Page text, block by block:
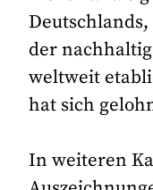
der
weltweit
hat sich
In weiteren